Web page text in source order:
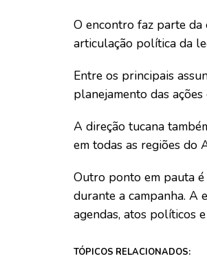
O encontro faz parte
articulação política da
Entre os principais
planejamento das
A direção tucana
em todas as regiões do
Outro ponto em pauta
durante a campanha. A
agendas, atos políticos
TÓPICOS RELACIONADOS: